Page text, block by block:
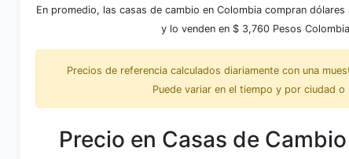
En promedio, las casas de cambio en Colombia compran
y lo venden en $ 3,760 Pesos
Precios de referencia calculados diariamente con una
Puede variar en el tiempo y por ciudad o
Precio en Casas de